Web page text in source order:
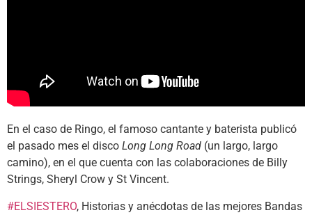
En el caso de Ringo, el famoso cantante y baterista publicó
el pasado mes el disco Long Long Road (un largo, largo
camino), en el que cuenta con las colaboraciones de Billy
Strings, Sheryl Crow y St Vincent.
#ELSIESTERO, Historias y anécdotas de las mejores Bandas